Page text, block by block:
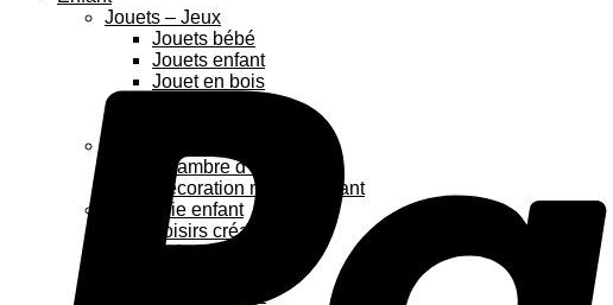
Jouets – Jeux
Jouets bébé
Jouets enfant
Jouet en bois
Chambre d’enfants
Décoration murale enfant
Papeterie enfant
Loisirs créatifs
Coloriage enfant